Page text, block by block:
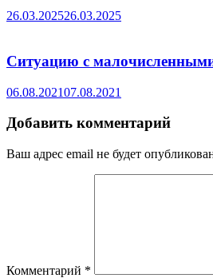
26.03.202526.03.2025
Ситуацию с
06.08.202107.08.2021
Добавить комментарий
Ваш адрес email не будет
Комментарий *